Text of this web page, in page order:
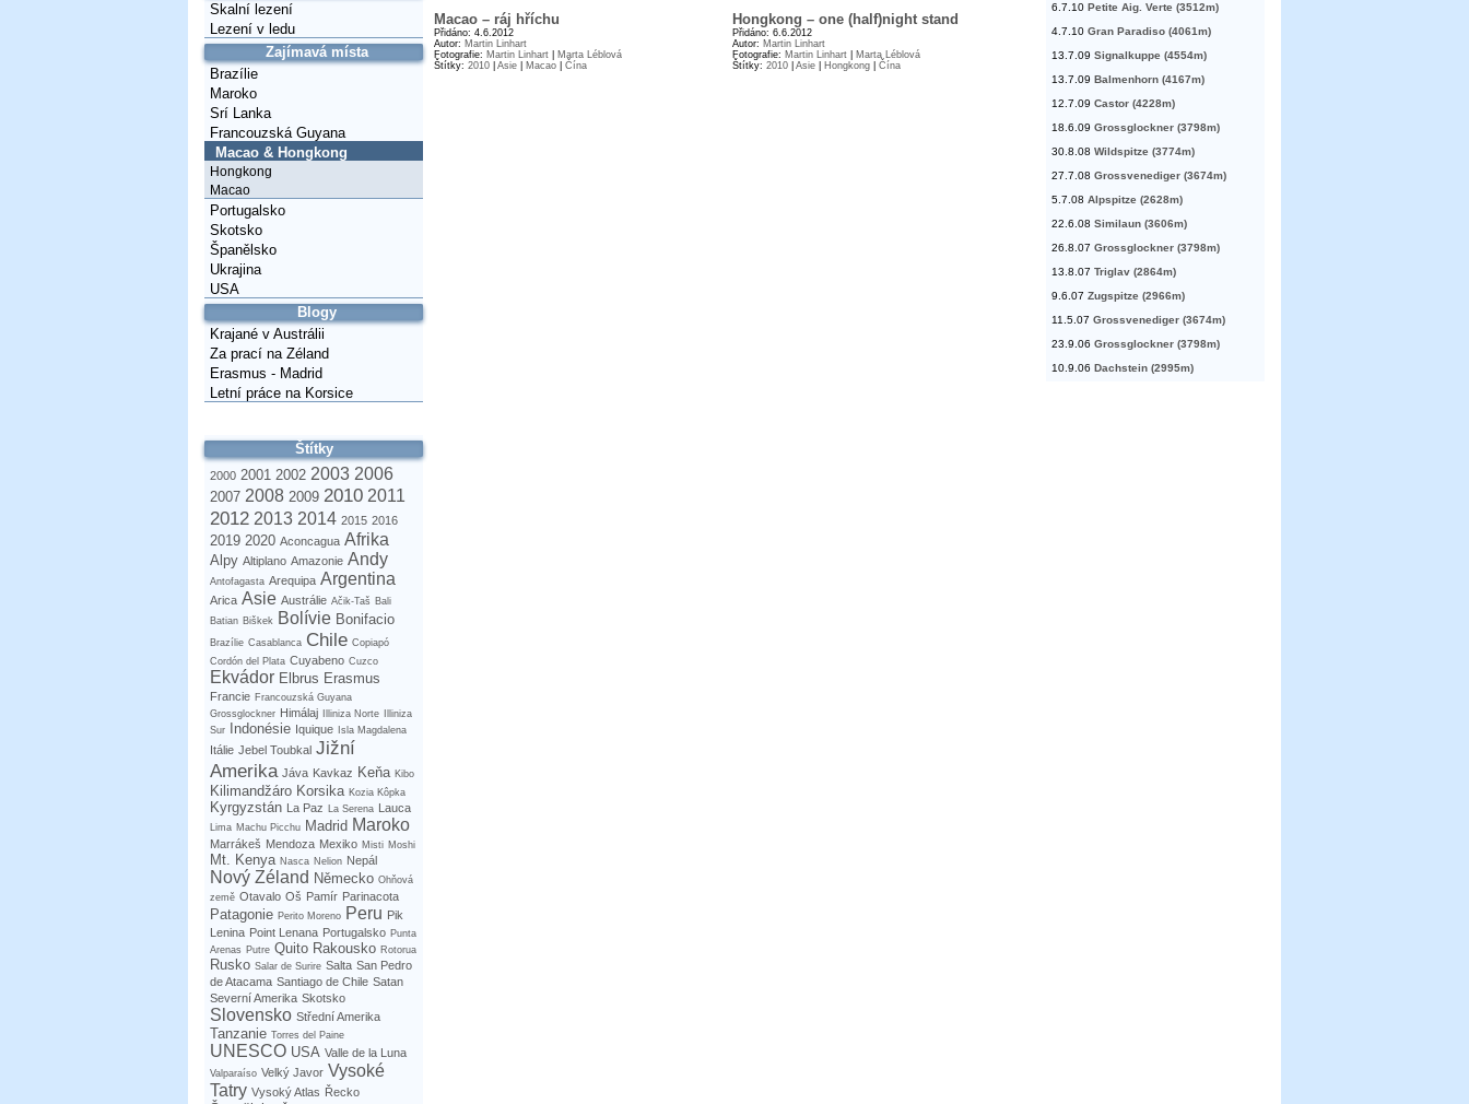
Skalní lezení
Lezení v ledu
Zajímavá místa
Brazílie
Maroko
Srí Lanka
Francouzská Guyana
Macao & Hongkong
Hongkong
Macao
Portugalsko
Skotsko
Španělsko
Ukrajina
USA
Blogy
Krajané v Austrálii
Za prací na Zéland
Erasmus - Madrid
Letní práce na Korsice
Štítky
2000 2001 2002 2003 2006
2007 2008 2009 2010 2011
2012 2013 2014 2015 2016
2019 2020 Aconcagua Afrika
Alpy Altiplano Amazonie Andy
Antofagasta Arequipa Argentina
Arica Asie Austrálie Ačik-Taš Bali
Batian Biškek Bolívie Bonifacio
Brazílie Casablanca Chile Copiapó
Cordón del Plata Cuyabeno Cuzco
Ekvádor Elbrus Erasmus
Francie Francouzská Guyana
Grossglockner Himálaj Illiniza Norte
Illiniza
Sur
Indonésie Iquique Isla Magdalena
Itálie Jebel Toubkal Jižní
Amerika Jáva Kavkaz Keňa Kibo
Kilimandžáro Korsika Kozia Kôpka
Kyrgyzstán La Paz La Serena Lauca
Lima Machu Picchu Madrid Maroko
Marrákeš Mendoza Mexiko Misti Moshi
Mt. Kenya Nasca Nelion Nepál
Nový Zéland Německo Ohňová
země Otavalo Oš Pamír Parinacota
Patagonie Perito Moreno Peru Pik
Lenina Point Lenana Portugalsko Punta
Arenas Putre Quito Rakousko Rotorua
Rusko Salar de Surire Salta San Pedro
de Atacama Santiago de Chile Satan
Severní Amerika Skotsko
Slovensko Střední Amerika
Tanzanie Torres del Paine
UNESCO USA Valle de la Luna
Valparaíso Velký Javor Vysoké
Tatry Vysoký Atlas Řecko
Macao – ráj hříchu
Přidáno: 4.6.2012
Autor: Martin Linhart
Fotografie: Martin Linhart
Marta Léblová
Štítky: 2010 Asie Macao Čína
Hongkong – one (half)night stand
Přidáno: 6.6.2012
Autor: Martin Linhart
Fotografie: Martin Linhart
Marta Léblová
Štítky: 2010 Asie Hongkong Čína
6.7.10 Petite Aig. Verte (3512m)
4.7.10 Gran Paradiso (4061m)
13.7.09 Signalkuppe (4554m)
13.7.09 Balmenhorn (4167m)
12.7.09 Castor (4228m)
18.6.09 Grossglockner (3798m)
30.8.08 Wildspitze (3774m)
27.7.08 Grossvenediger (3674m)
5.7.08 Alpspitze (2628m)
22.6.08 Similaun (3606m)
26.8.07 Grossglockner (3798m)
13.8.07 Triglav (2864m)
9.6.07 Zugspitze (2966m)
11.5.07 Grossvenediger (3674m)
23.9.06 Grossglockner (3798m)
10.9.06 Dachstein (2995m)